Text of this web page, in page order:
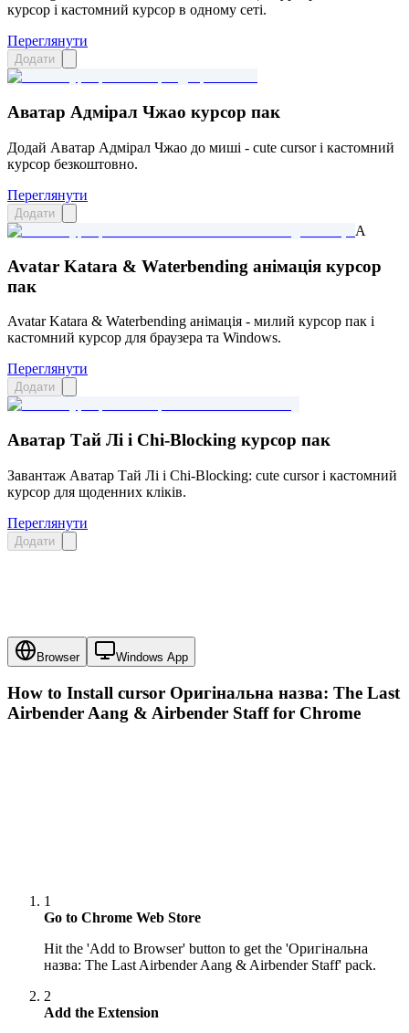
курсор і кастомний курсор в одному сеті.
Переглянути
Додати
Аватар Адмірал Чжао курсор пак
Додай Аватар Адмірал Чжао до миші - cute cursor і кастомний
курсор безкоштовно.
Переглянути
Додати
A
Avatar Katara & Waterbending анімація курсор
пак
Avatar Katara & Waterbending анімація - милий курсор пак і
кастомний курсор для браузера та Windows.
Переглянути
Додати
Аватар Тай Лі і Chi-Blocking курсор пак
Завантаж Аватар Тай Лі і Chi-Blocking: cute cursor і кастомний
курсор для щоденних кліків.
Переглянути
Додати
Browser Windows App
How to Install cursor Оригінальна назва: The Last
Airbender Aang & Airbender Stafffor Chrome
1
Go to Chrome Web Store
Hit the 'Add to Browser' button to get the 'Оригінальна
назва: The Last Airbender Aang & Airbender Staff' pack.
2
Add the Extension